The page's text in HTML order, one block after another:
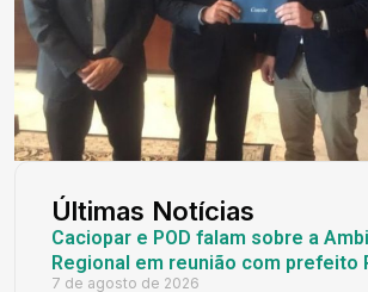
Últimas Notícias
Caciopar e POD falam sobre a
Regional em reunião com prefeito
7 de agosto de 2026